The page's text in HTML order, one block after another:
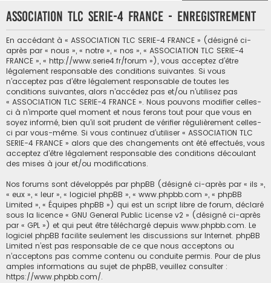
ASSOCIATION TLC SERIE-4 FRANCE - Enregistrement
En accédant à « ASSOCIATION TLC SERIE-4 FRANCE » (désigné ci-
après par « nous », « notre », « nos », « ASSOCIATION TLC SERIE-4
FRANCE », « http://www.serie4.fr/forum »), vous acceptez d’être
légalement responsable des conditions suivantes. Si vous
n’acceptez pas d’être légalement responsable de toutes les
conditions suivantes, alors n’accédez pas et/ou n’utilisez pas
« ASSOCIATION TLC SERIE-4 FRANCE ». Nous pouvons modifier celles-
ci à n’importe quel moment et nous ferons tout pour que vous en
soyez informé, bien qu’il soit prudent de vérifier régulièrement celles-
ci par vous-même. Si vous continuez d’utiliser « ASSOCIATION TLC
SERIE-4 FRANCE » alors que des changements ont été effectués, vous
acceptez d’être légalement responsable des conditions découlant
des mises à jour et/ou modifications.
Nos forums sont développés par phpBB (désigné ci-après par « ils »,
« eux », « leur », « logiciel phpBB », « www.phpbb.com », « phpBB
Limited », « Équipes phpBB ») qui est un script libre de forum, déclaré
sous la licence « GNU General Public License v2 » (désigné ci-après
par « GPL ») et qui peut être téléchargé depuis www.phpbb.com. Le
logiciel phpBB facilite seulement les discussions sur Internet. phpBB
Limited n’est pas responsable de ce que nous acceptons ou
n’acceptons pas comme contenu ou conduite permis. Pour de plus
amples informations au sujet de phpBB, veuillez consulter :
https://www.phpbb.com/.